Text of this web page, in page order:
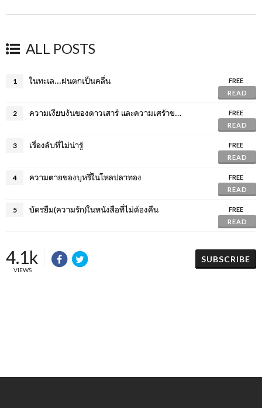
ALL POSTS
1 ในทะเล...ฝนตกเป็นคลื่น
FREE
READ
2 ความเงียบงันของดาวเสาร์ และความเศร้าของดาวหาง
FREE
READ
3 เรื่องลับที่ไม่น่ารู้
FREE
READ
4 ความตายของบุหรี่ในโหลปลาทอง
FREE
READ
5 บัตรยืม(ความรัก)ในหนังสือที่ไม่ต้องคืน
FREE
READ
4.1k
VIEWS
SUBSCRIBE